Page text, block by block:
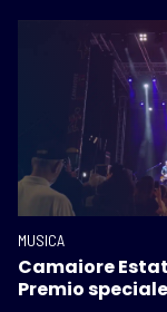
MUSICA
Camaiore
Premio